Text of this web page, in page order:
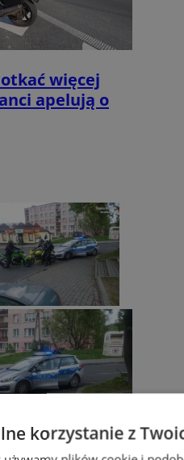
więcej
apelują o
korzystanie z